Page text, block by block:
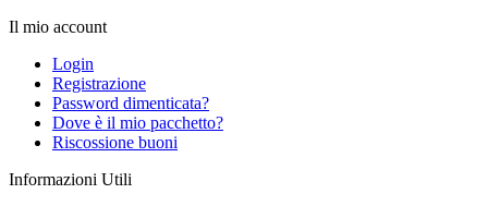
Il mio account
Login
Registrazione
Password dimenticata?
Dove è il mio pacchetto?
Riscossione buoni
Informazioni Utili